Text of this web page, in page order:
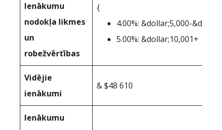
Ienākumu
nodokļa likmes
un
robežvērtības
{
4.00%: &dollar;5,000-
5.00%: &dollar;10,001+
Vidējie
ienākumi
& $48 610
Ienākumu